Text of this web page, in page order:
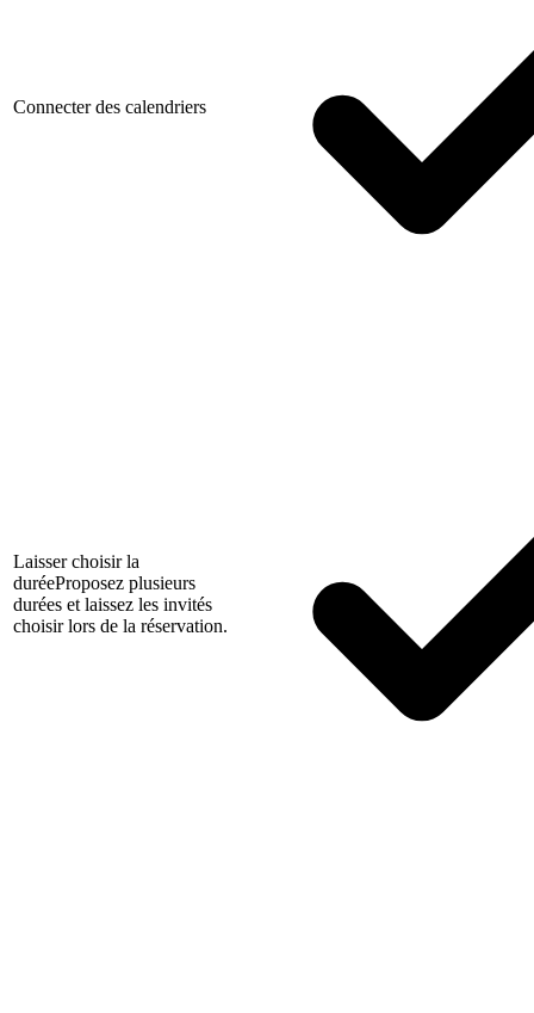
Connecter des calendriers
Laisser choisir la
duréeProposez plusieurs
durées et laissez les invités
choisir lors de la réservation.